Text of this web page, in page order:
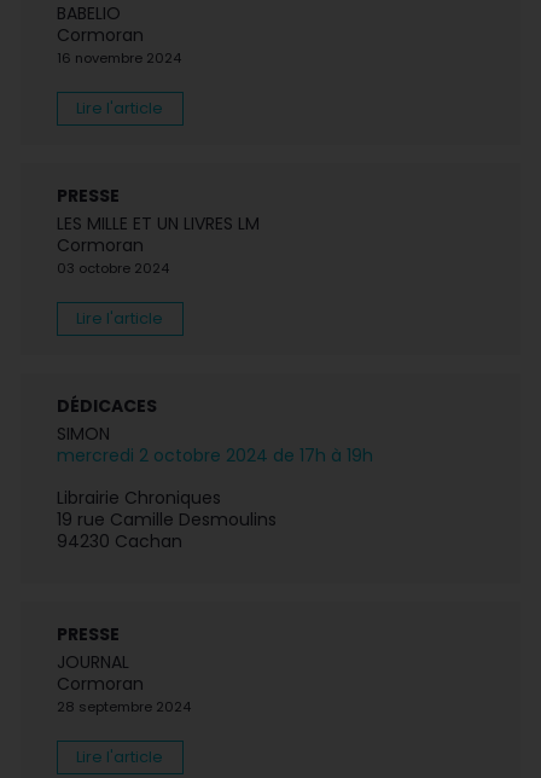
BABELIO
Cormoran
16 novembre 2024
Lire l'article
PRESSE
LES MILLE ET UN LIVRES LM
Cormoran
03 octobre 2024
Lire l'article
DÉDICACES
SIMON
mercredi 2 octobre 2024 de 17h à 19h
Librairie Chroniques
19 rue Camille Desmoulins
94230 Cachan
PRESSE
JOURNAL
Cormoran
28 septembre 2024
Lire l'article